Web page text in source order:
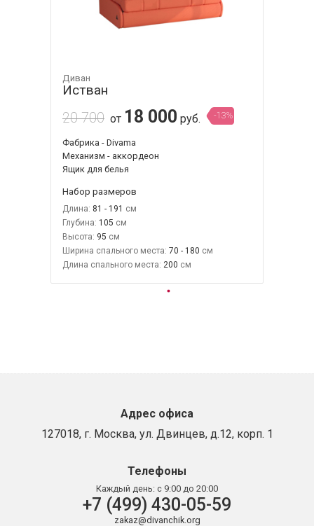
Диван
Истван
20 700 от 18 000 руб. -13%
Фабрика - Divama
Механизм - аккордеон
Ящик для белья
Набор размеров
Длина: 81 - 191
Глубина: 105
Высота: 95
Ширина спального места: 70 - 180
Длина спального места: 200
Адрес офиса
127018, г. Москва, ул. Двинцев, д.12, корп. 1
Телефоны
Каждый день: с 9:00 до 20:00
+7 (499) 430-05-59
zakaz@divanchik.org